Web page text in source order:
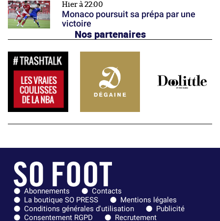
Hier à 22:00
Monaco poursuit sa prépa par une
victoire
Nos partenaires
Abonnements
Contacts
La boutique SO PRESS
Mentions légales
Conditions générales d'utilisation
Publicité
Consentement RGPD
Recrutement